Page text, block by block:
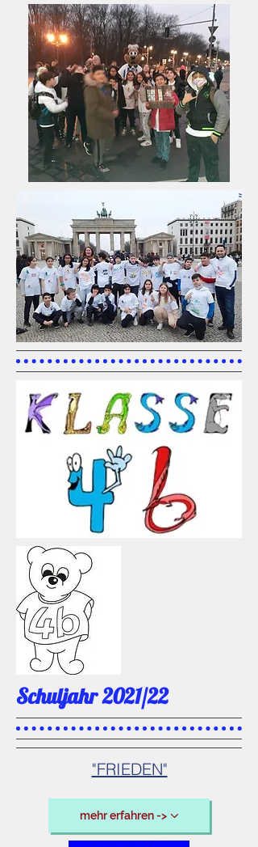
Schuljahr 2021/22
"FRIEDEN"
mehr erfahren ->